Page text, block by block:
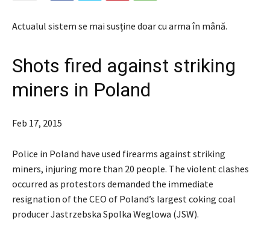
Actualul sistem se mai susține doar cu arma în mână.
Shots fired against striking
miners in Poland
Feb 17, 2015
Police in Poland have used firearms against striking
miners, injuring more than 20 people. The violent clashes
occurred as protestors demanded the immediate
resignation of the CEO of Poland’s largest coking coal
producer Jastrzebska Spolka Weglowa (JSW).